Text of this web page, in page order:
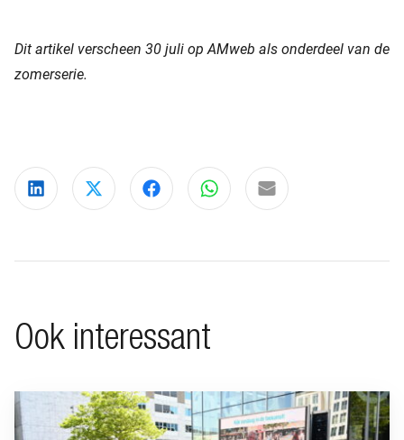
Dit artikel verscheen 30 juli op AMweb als onderdeel van de
zomerserie.
Deel via LinkedIn
Deel via XDeel via Facebook
Deel via WhatsApp
Delen via e-mail
Ook interessant
Ga naar “BeFrank viert 15-jarig jubileum met opvallende